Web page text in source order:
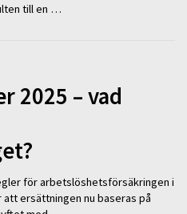
till en …
2025 – vad
för arbetslöshetsförsäkringen i
ersättningen nu baseras på